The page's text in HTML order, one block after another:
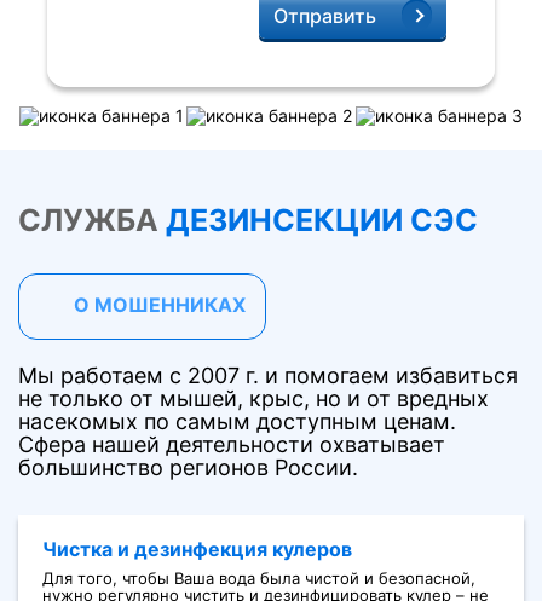
Отправить
СЛУЖБА ДЕЗИНСЕКЦИИ СЭС
О МОШЕННИКАХ
Мы работаем с 2007 г. и помогаем избавиться
не только от мышей, крыс, но и от вредных
насекомых по самым доступным ценам.
Сфера нашей деятельности охватывает
большинство регионов России.
Чистка и дезинфекция кулеров
Для того, чтобы Ваша вода была чистой и безопасной,
нужно регулярно чистить и дезинфицировать кулер – не